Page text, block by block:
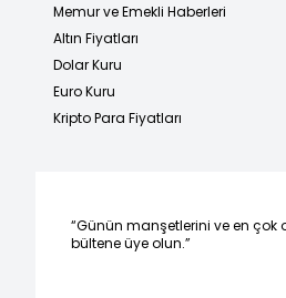
Memur ve Emekli Haberleri
Altın Fiyatları
Dolar Kuru
Euro Kuru
Kripto Para Fiyatları
“Günün manşetlerini ve en
bültene üye olun.”